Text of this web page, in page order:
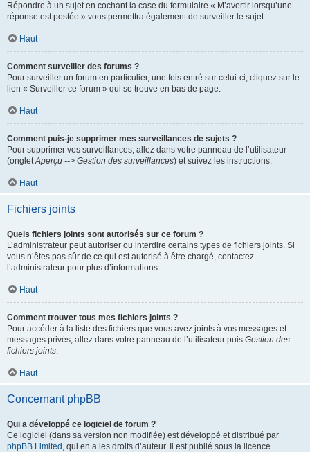
Répondre à un sujet en cochant la case du formulaire « M’avertir lorsqu’une
réponse est postée » vous permettra également de surveiller le sujet.
Haut
Comment surveiller des forums ?
Pour surveiller un forum en particulier, une fois entré sur celui-ci, cliquez sur le
lien « Surveiller ce forum » qui se trouve en bas de page.
Haut
Comment puis-je supprimer mes surveillances de sujets ?
Pour supprimer vos surveillances, allez dans votre panneau de l’utilisateur
(ongletAperçu --> Gestion des surveillances) et suivez les instructions.
Haut
Fichiers joints
Quels fichiers joints sont autorisés sur ce forum ?
L’administrateur peut autoriser ou interdire certains types de fichiers joints. Si
vous n’êtes pas sûr de ce qui est autorisé à être chargé, contactez
l’administrateur pour plus d’informations.
Haut
Comment trouver tous mes fichiers joints ?
Pour accéder à la liste des fichiers que vous avez joints à vos messages et
messages privés, allez dans votre panneau de l’utilisateur puis Gestion des
fichiers joints.
Haut
Concernant phpBB
Qui a développé ce logiciel de forum ?
Ce logiciel (dans sa version non modifiée) est développé et distribué par
phpBB Limited , qui en a les droits d’auteur. Il est publié sous la licence